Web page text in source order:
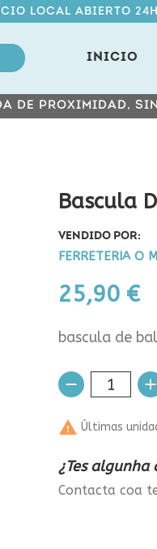
LOCAL ABIERTO 24H
INICIO
DE PROXIMIDAD,
Bascula
VENDIDO POR:
FERRETERIA O
25,90 €
bascula de
 Últimas
¿Tes algunha
Contacta coa